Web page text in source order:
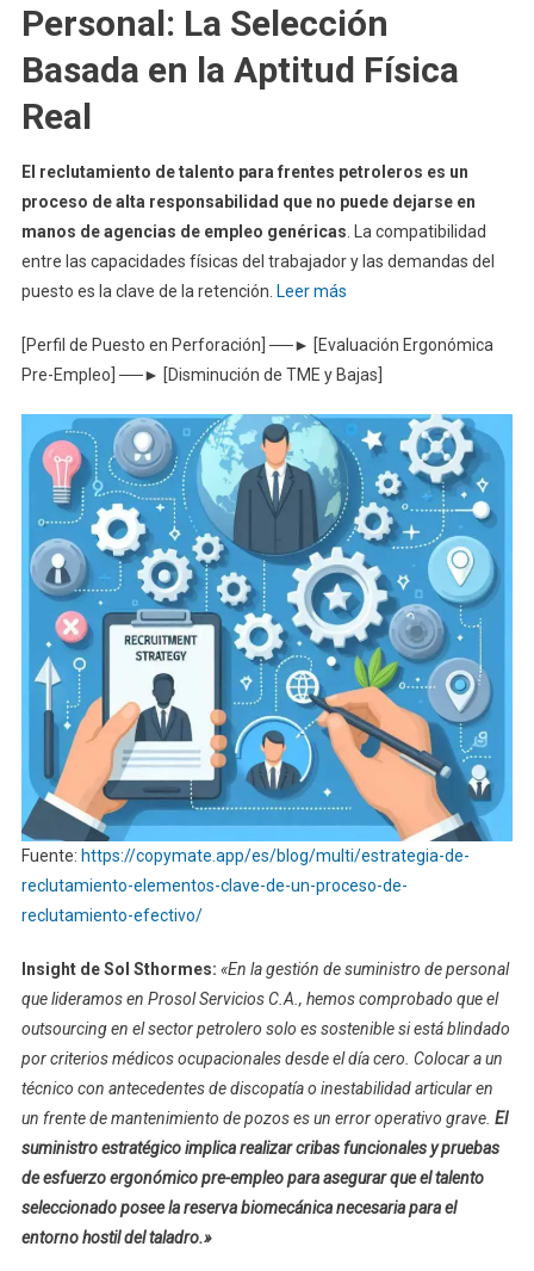
Personal: La Selección
Basada en la Aptitud Física
Real
El reclutamiento de talento para frentes petroleros es un
proceso de alta responsabilidad que no puede dejarse en
manos de agencias de empleo genéricas. La compatibilidad
entre las capacidades físicas del trabajador y las demandas del
puesto es la clave de la retención. Leer más
[Perfil de Puesto en Perforación] ──► [Evaluación Ergonómica
Pre-Empleo] ──► [Disminución de TME y Bajas]
Fuente: https://copymate.app/es/blog/multi/estrategia-de-
reclutamiento-elementos-clave-de-un-proceso-de-
reclutamiento-efectivo/
Insight de Sol Sthormes: «En la gestión de suministro de personal
que lideramos en Prosol Servicios C.A., hemos comprobado que el
outsourcing en el sector petrolero solo es sostenible si está blindado
por criterios médicos ocupacionales desde el día cero. Colocar a un
técnico con antecedentes de discopatía o inestabilidad articular en
un frente de mantenimiento de pozos es un error operativo grave. El
suministro estratégico implica realizar cribas funcionales y pruebas
de esfuerzo ergonómico pre-empleo para asegurar que el talento
seleccionado posee la reserva biomecánica necesaria para el
entorno hostil del taladro.»